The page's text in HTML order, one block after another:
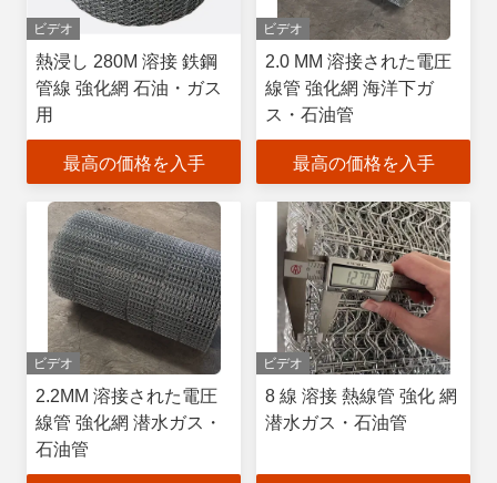
ビデオ
熱浸し 280M 溶接 鉄鋼
管線 強化網 石油・ガス
用
最高の価格を入手
ビデオ
2.0 MM 溶接された電圧
線管 強化網 海洋下ガ
ス・石油管
最高の価格を入手
ビデオ
2.2MM 溶接された電圧
線管 強化網 潜水ガス・
石油管
ビデオ
8 線 溶接 熱線管 強化 網
潜水ガス・石油管